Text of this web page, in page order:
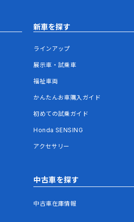
新車を探す
ラインアップ
展示車・試乗車
福祉車両
かんたんお車購入ガイド
初めての試乗ガイド
Honda SENSING
アクセサリー
中古車を探す
中古車在庫情報